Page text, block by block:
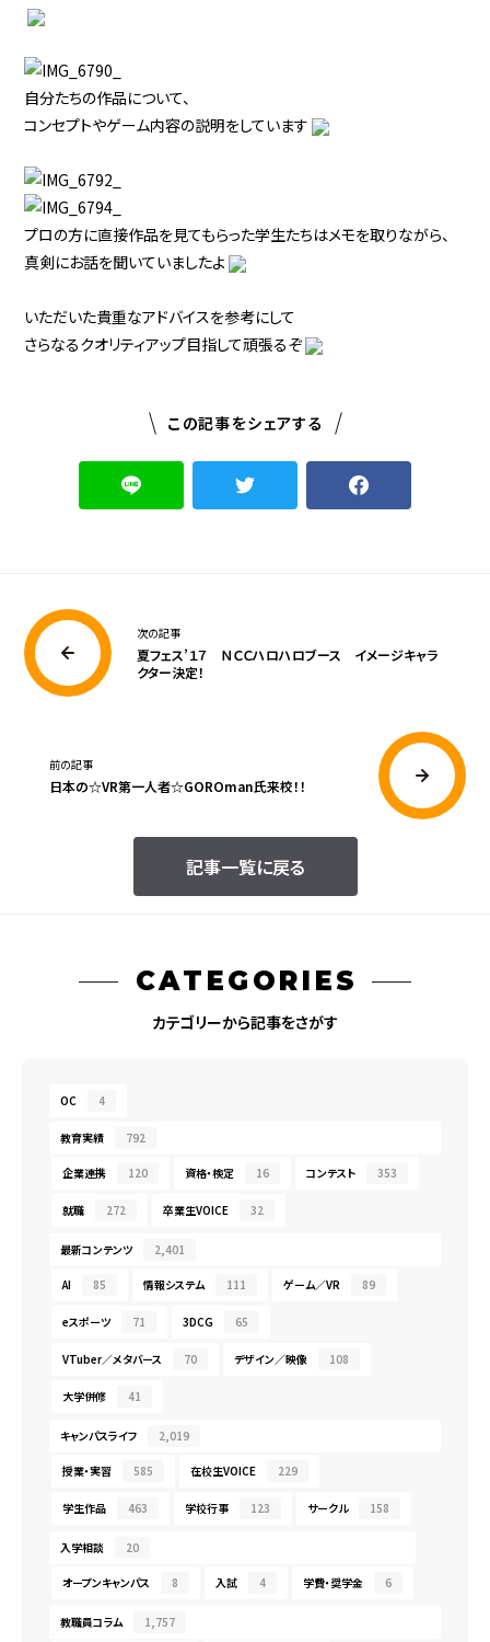
自分たちの作品について、
コンセプトやゲーム内容の説明をしています
プロの方に直接作品を見てもらった学生たちはメモを取りながら、
真剣にお話を聞いていましたよ
いただいた貴重なアドバイスを参考にして
さらなるクオリティアップ目指して頑張るぞ
この記事をシェアする
次の記事
夏フェス’１７ ＮＣＣハロハロブース イメージキャラ
クター決定！
記事一覧に戻る
前の記事
日本の☆VR第一人者☆GOROman氏来校！！
CATEGORIES
カテゴリーから記事をさがす
OC 4
教育実績 792
企業連携 120 資格・検定 16 コンテスト 353
就職 272 卒業生VOICE 32
最新コンテンツ 2,401
AI 85 情報システム 111 ゲーム／VR 89
eスポーツ 71 3DCG 65
VTuber／メタバース 70 デザイン／映像 108
大学併修 41
キャンパスライフ 2,019
授業・実習 585 在校生VOICE 229
学生作品 463 学校行事 123 サークル 158
入学相談 20
オープンキャンパス 8 入試 4 学費・奨学金 6
教職員コラム 1,757